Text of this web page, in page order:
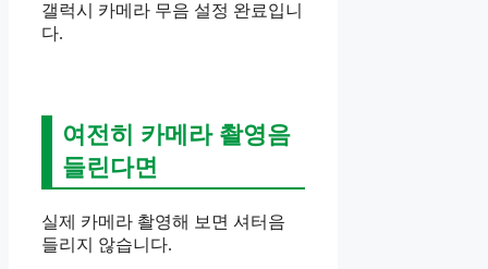
갤럭시 카메라 무음 설정 완료입니
다.
여전히 카메라 촬영음
들린다면
실제 카메라 촬영해 보면 셔터음
들리지 않습니다.